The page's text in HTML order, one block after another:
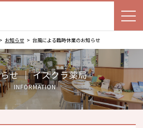
お知らせ 台風による臨時休業のお知らせ
せ ｜ イスクラ薬局
INFORMATION